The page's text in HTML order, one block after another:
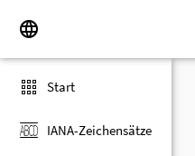
Start
IANA-Zeichensätze